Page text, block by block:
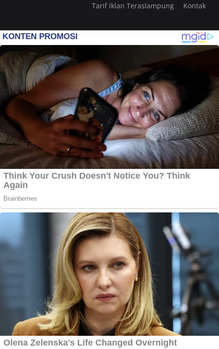
Tarif Iklan Teraslampung
Kontak